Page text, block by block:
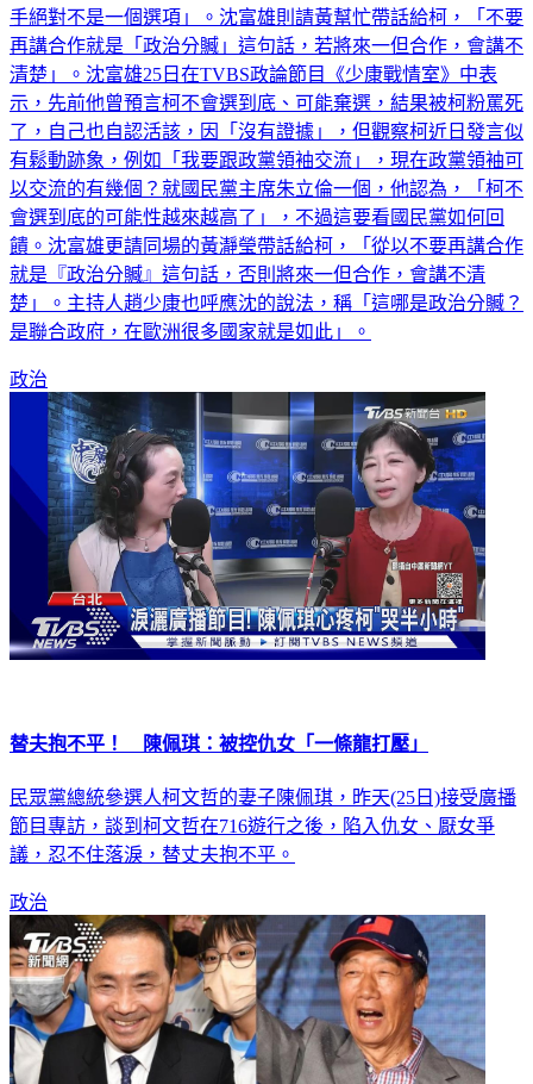
手絕對不是一個選項」。沈富雄則請黃幫忙帶話給柯，「不要
再講合作就是「政治分贓」這句話，若將來一但合作，會講不
清楚」。沈富雄25日在TVBS政論節目《少康戰情室》中表
示，先前他曾預言柯不會選到底、可能棄選，結果被柯粉罵死
了，自己也自認活該，因「沒有證據」，但觀察柯近日發言似
有鬆動跡象，例如「我要跟政黨領袖交流」，現在政黨領袖可
以交流的有幾個？就國民黨主席朱立倫一個，他認為，「柯不
會選到底的可能性越來越高了」，不過這要看國民黨如何回
饋。沈富雄更請同場的黃瀞瑩帶話給柯，「從以不要再講合作
就是『政治分贓』這句話，否則將來一但合作，會講不清
楚」。主持人趙少康也呼應沈的說法，稱「這哪是政治分贓？
是聯合政府，在歐洲很多國家就是如此」。
政治
替夫抱不平！ 陳佩琪：被控仇女「一條龍打壓」
民眾黨總統參選人柯文哲的妻子陳佩琪，昨天(25日)接受廣播
節目專訪，談到柯文哲在716遊行之後，陷入仇女、厭女爭
議，忍不住落淚，替丈夫抱不平。
政治